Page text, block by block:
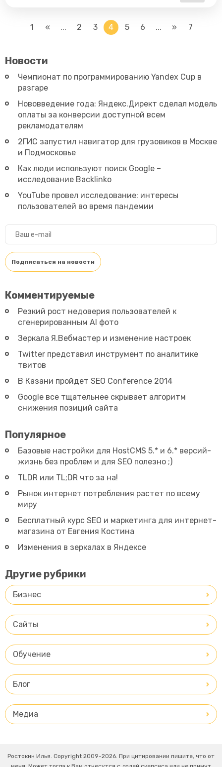
1 « ... 2 3 4 5 6 ... » 7
Новости
Чемпионат по программированию Yandex Cup в
разгаре
Нововведение года: Яндекс.Директ сделал модель
оплаты за конверсии доступной всем
рекламодателям
2ГИС запустил навигатор для грузовиков в Москве
и Подмосковье
Как люди используют поиск Google –
исследование Backlinko
YouTube провел исследование: интересы
пользователей во время пандемии
Комментируемые
Резкий рост недоверия пользователей к
сгенерированным AI фото
Зеркала Я.Вебмастер и изменение настроек
Twitter представил инструмент по аналитике
твитов
В Казани пройдет SEO Conference 2014
Google все тщательнее скрывает алгоритм
снижения позиций сайта
Популярное
Базовые настройки для HostCMS 5.* и 6.* версий-
жизнь без проблем и для SEO полезно ;)
TLDR или TL;DR что за на!
Рынок интернет потребления растет по всему
миру
Бесплатный курс SEO и маркетинга для интернет-
магазина от Евгения Костина
Изменения в зеркалах в Яндексе
Другие рубрики
Бизнес
Сайты
Обучение
Блог
Медиа
Ростокин Илья. Copyright 2009-2026. При цитировании пишите, что от